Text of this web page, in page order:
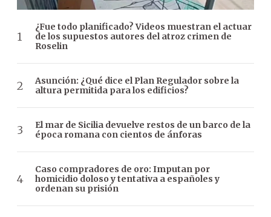
¿Fue todo planificado? Videos muestran el actuar
de los supuestos autores del atroz crimen de
Roselin
Asunción: ¿Qué dice el Plan Regulador sobre la
altura permitida para los edificios?
El mar de Sicilia devuelve restos de un barco de la
época romana con cientos de ánforas
Caso compradores de oro: Imputan por
homicidio doloso y tentativa a españoles y
ordenan su prisión